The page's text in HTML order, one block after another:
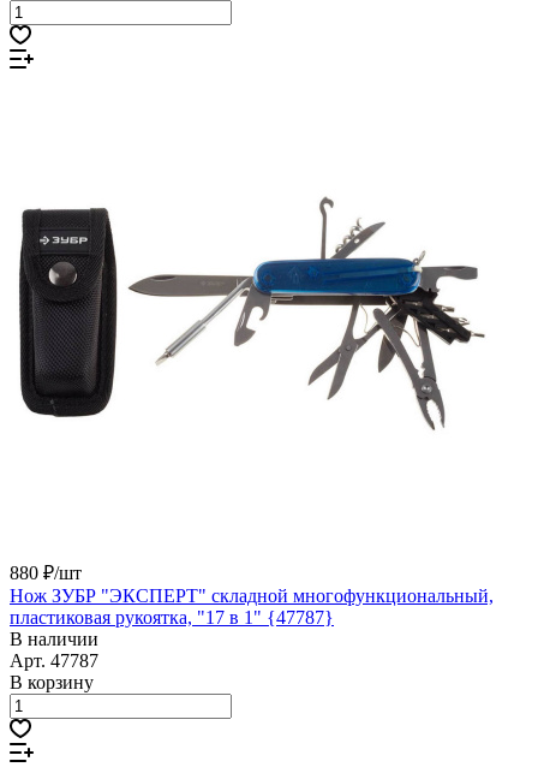
880 ₽/шт
Нож ЗУБР "ЭКСПЕРТ" складной многофункциональный,
пластиковая рукоятка, "17 в 1" {47787}
В наличии
Арт. 47787
В корзину